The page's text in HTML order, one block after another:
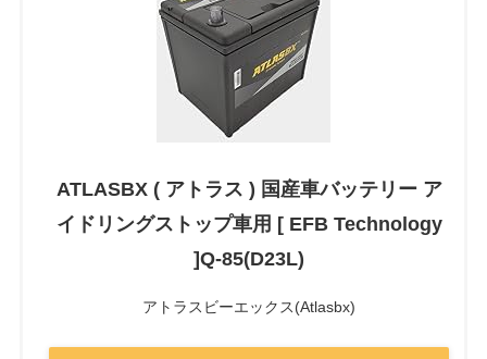
ATLASBX ( アトラス ) 国産車バッテリー ア
イドリングストップ車用 [ EFB Technology
]Q-85(D23L)
アトラスビーエックス(Atlasbx)